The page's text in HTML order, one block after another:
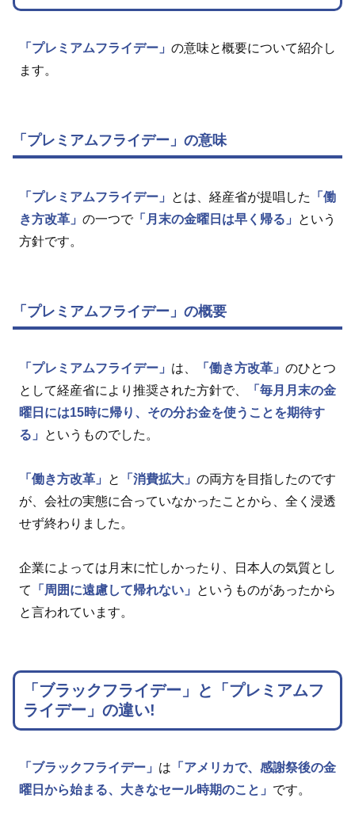
「プレミアムフライデー」 の意味と概要について紹介し
ます。
「プレミアムフライデー」の意味
「プレミアムフライデー」 とは、経産省が提唱した
「働
き方改革」 の一つで「月末の金曜日は早く帰る」
という
方針です。
「プレミアムフライデー」の概要
「プレミアムフライデー」 は、 「働き方改革」 のひとつ
として経産省により推奨された方針で、
「毎月月末の金
曜日には15時に帰り、その分お金を使うことを期待す
る」
というものでした。
「働き方改革」 と 「消費拡大」 の両方を目指したのです
が、会社の実態に合っていなかったことから、全く浸透
せず終わりました。
企業によっては月末に忙しかったり、日本人の気質とし
て
「周囲に遠慮して帰れない」
というものがあったから
と言われています。
「ブラックフライデー」と「プレミアムフ
ライデー」の違い!
「ブラックフライデー」 は 「アメリカで、感謝祭後の金
曜日から始まる、大きなセール時期のこと」 です。